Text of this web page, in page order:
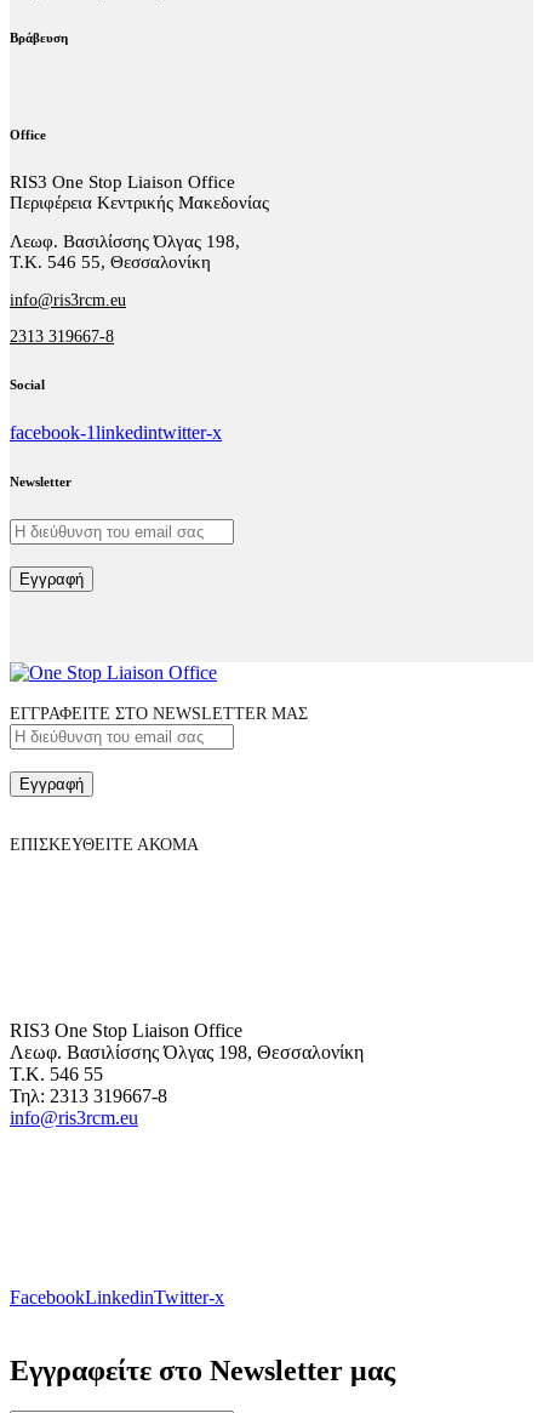
Βράβευση
Office
RIS3 One Stop Liaison Office
Περιφέρεια Κεντρικής Μακεδονίας
Λεωφ. Βασιλίσσης Όλγας 198,
Τ.Κ. 546 55, Θεσσαλονίκη
info@ris3rcm.eu
2313 319667-8
Social
facebook-1linkedintwitter-x
Newsletter
Εγγραφή
ΕΓΓΡΑΦΕΙΤΕ ΣΤΟ NEWSLETTER ΜΑΣ
Εγγραφή
ΕΠΙΣΚΕΥΘΕΙΤΕ ΑΚΟΜΑ
RIS3 One Stop Liaison Office
Λεωφ. Βασιλίσσης Όλγας 198, Θεσσαλονίκη
Τ.Κ. 546 55
Τηλ: 2313 319667-8
info@ris3rcm.eu
FacebookLinkedinTwitter-x
Εγγραφείτε στο Newsletter μας